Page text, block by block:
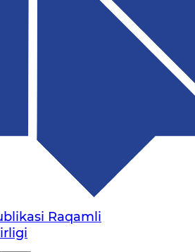
Raqamli